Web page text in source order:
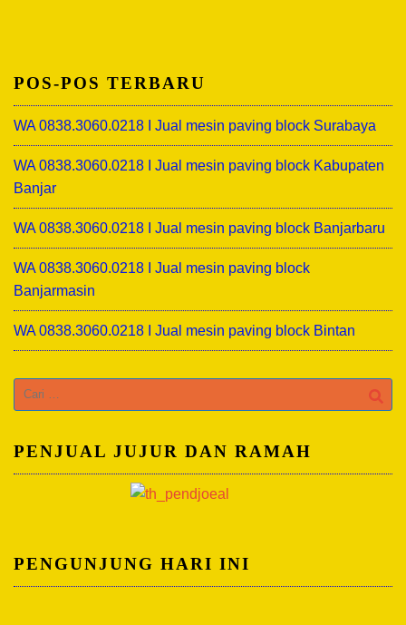
POS-POS TERBARU
WA 0838.3060.0218 I Jual mesin paving block Surabaya
WA 0838.3060.0218 I Jual mesin paving block Kabupaten
Banjar
WA 0838.3060.0218 I Jual mesin paving block Banjarbaru
WA 0838.3060.0218 I Jual mesin paving block
Banjarmasin
WA 0838.3060.0218 I Jual mesin paving block Bintan
Cari
untuk:
PENJUAL JUJUR DAN RAMAH
PENGUNJUNG HARI INI